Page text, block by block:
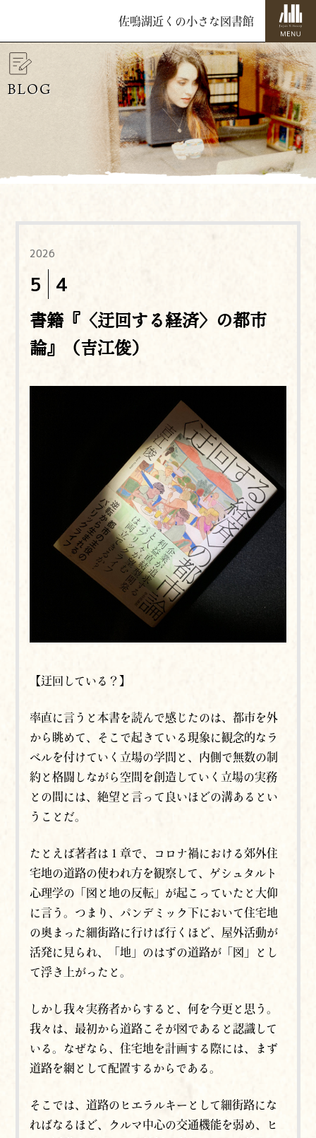
佐鳴湖近くの小さな図書館
BLOG
2026
5 4
書籍『〈迂回する経済〉の都市
論』（吉江俊）
【迂回している？】
率直に言うと本書を読んで感じたのは、都市を外
から眺めて、そこで起きている現象に観念的なラ
ベルを付けていく立場の学問と、内側で無数の制
約と格闘しながら空間を創造していく立場の実務
との間には、絶望と言って良いほどの溝あるとい
うことだ。
たとえば著者は１章で、コロナ禍における郊外住
宅地の道路の使われ方を観察して、ゲシュタルト
心理学の「図と地の反転」が起こっていたと大仰
に言う。つまり、パンデミック下において住宅地
の奥まった細街路に行けば行くほど、屋外活動が
活発に見られ、「地」のはずの道路が「図」とし
て浮き上がったと。
しかし我々実務者からすると、何を今更と思う。
我々は、最初から道路こそが図であると認識して
いる。なぜなら、住宅地を計画する際には、まず
道路を網として配置するからである。
そこでは、道路のヒエラルキーとして細街路にな
ればなるほど、クルマ中心の交通機能を弱め、ヒ